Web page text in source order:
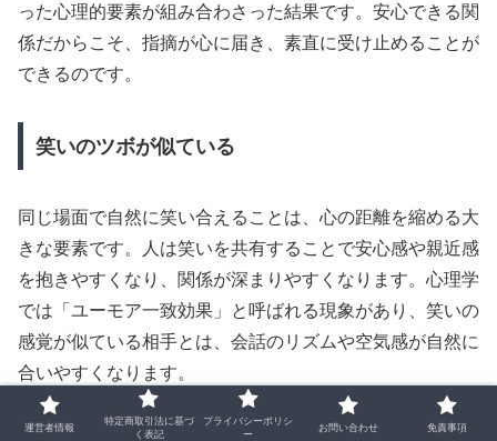
った心理的要素が組み合わさった結果です。安心できる関
係だからこそ、指摘が心に届き、素直に受け止めることが
できるのです。
笑いのツボが似ている
同じ場面で自然に笑い合えることは、心の距離を縮める大
きな要素です。人は笑いを共有することで安心感や親近感
を抱きやすくなり、関係が深まりやすくなります。心理学
では「ユーモア一致効果」と呼ばれる現象があり、笑いの
感覚が似ている相手とは、会話のリズムや空気感が自然に
合いやすくなります。
笑いには脳内でエンドルフィンを分泌させ、ストレスを軽
運営者情報
特定商取引法に基づ
く表記
プライバシーポリシ
ー
お問い合わせ 免責事項